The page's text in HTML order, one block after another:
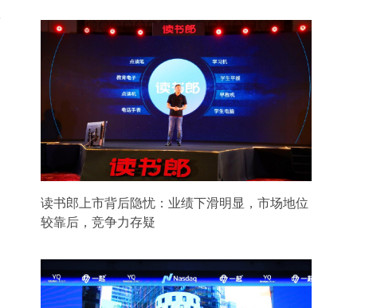
读书郎上市背后隐忧：业绩下滑明显，市场地位
较靠后，竞争力存疑